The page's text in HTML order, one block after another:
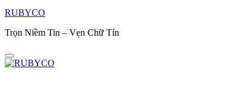
RUBYCO
Trọn Niềm Tin – Vẹn Chữ Tín